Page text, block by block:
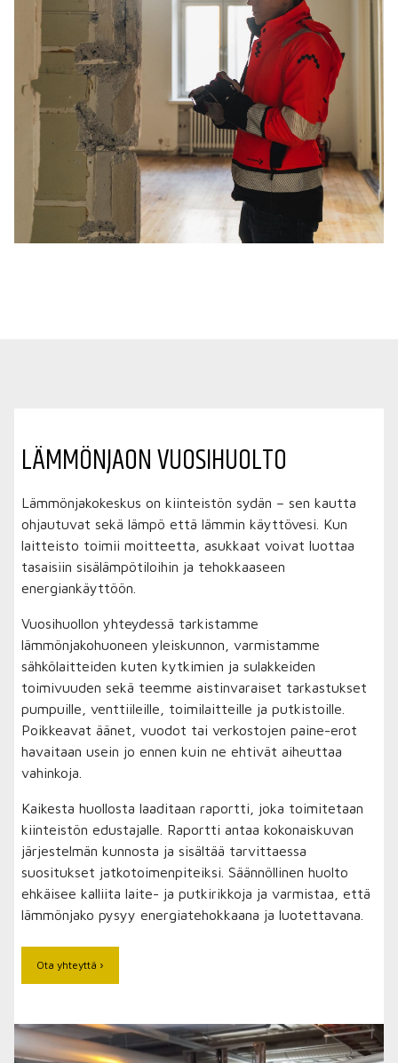
LÄMMÖN­JAON VUOSI­HUOLTO
Lämmönjakokeskus on kiinteistön sydän – sen kautta
ohjautuvat sekä lämpö että lämmin käyttövesi. Kun
laitteisto toimii moitteetta, asukkaat voivat luottaa
tasaisiin sisälämpötiloihin ja tehokkaaseen
energiankäyttöön.
Vuosihuollon yhteydessä tarkistamme
lämmönjakohuoneen yleiskunnon, varmistamme
sähkölaitteiden kuten kytkimien ja sulakkeiden
toimivuuden sekä teemme aistinvaraiset tarkastukset
pumpuille, venttiileille, toimilaitteille ja putkistoille.
Poikkeavat äänet, vuodot tai verkostojen paine-erot
havaitaan usein jo ennen kuin ne ehtivät aiheuttaa
vahinkoja.
Kaikesta huollosta laaditaan raportti, joka toimitetaan
kiinteistön edustajalle. Raportti antaa kokonaiskuvan
järjestelmän kunnosta ja sisältää tarvittaessa
suositukset jatkotoimenpiteiksi. Säännöllinen huolto
ehkäisee kalliita laite- ja putkirikkoja ja varmistaa, että
lämmönjako pysyy energiatehokkaana ja luotettavana.
Ota yhteyttä ›